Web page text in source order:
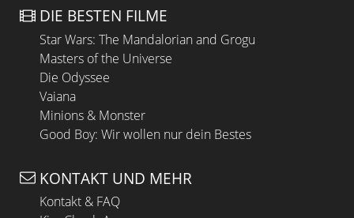
DIE BESTEN FILME
Star Wars: The Mandalorian and Grogu
Masters of the Universe
Die Odyssee
Vaiana
Minions & Monster
Good Boy: Wir wollen nur dein Bestes
KONTAKT UND MEHR
Kontakt & FAQ